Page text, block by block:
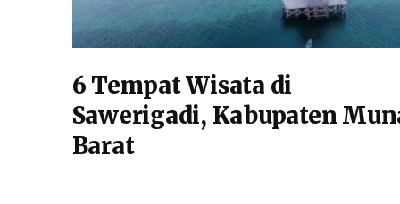
6 Tempat Wisata di
Sawerigadi, Kabupaten
Barat